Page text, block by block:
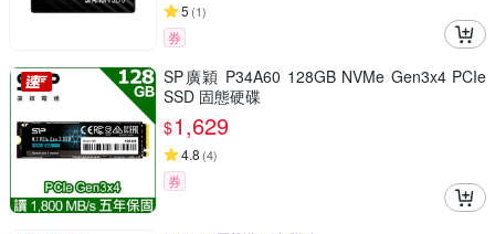
5 (1)
券
SP廣穎 P34A60 128GB NVMe Gen3x4 PCIe
SSD 固態硬碟
$1,629
4.8 (4)
券